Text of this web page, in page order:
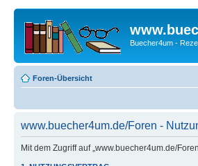
Buecher4um -
Foren-Übersicht
www.buecher4um.de/Foren -
Mit dem Zugriff auf „www.buecher4um.de/